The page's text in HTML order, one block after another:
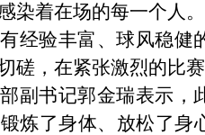
染着在场的每一个人。
经验丰富、球风稳健
磋，在紧张激烈的比
副书记郭金瑞表示，
炼了身体、放松了